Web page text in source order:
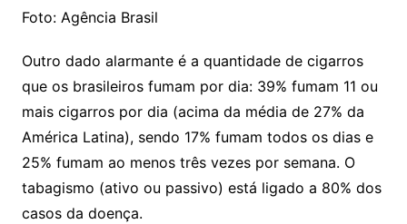
Foto: Agência Brasil
Outro dado alarmante é a quantidade de cigarros
que os brasileiros fumam por dia: 39% fumam 11 ou
mais cigarros por dia (acima da média de 27% da
América Latina), sendo 17% fumam todos os dias e
25% fumam ao menos três vezes por semana. O
tabagismo (ativo ou passivo) está ligado a 80% dos
casos da doença.